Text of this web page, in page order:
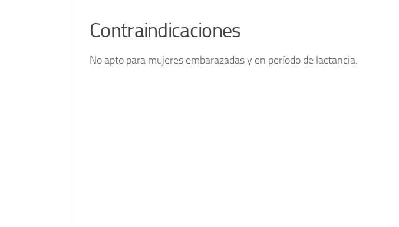
Contraindicaciones
No apto para mujeres embarazadas y en período de lactancia.